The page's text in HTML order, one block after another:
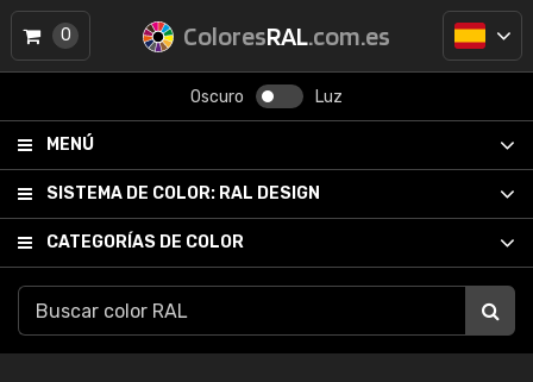
ColoresRAL.com.es
Oscuro Luz
MENÚ
SISTEMA DE COLOR: RAL DESIGN
CATEGORÍAS DE COLOR
0